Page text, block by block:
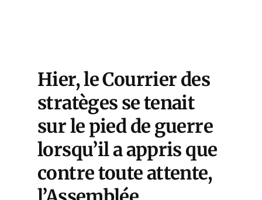
Hier, le Courrier des
stratèges se tenait
sur le pied de guerre
lorsqu’il a appris que
contre toute attente,